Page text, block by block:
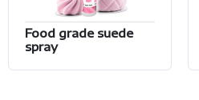
Food grade suede
spray